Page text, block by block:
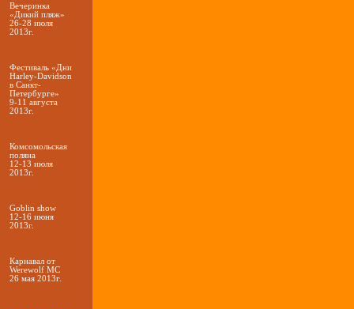
Вечеринка
«Дикий пляж»
26-28 июля
2013г.
Фестиваль «Дни
Harley-Davidson
в Санкт-
Петербурге»
9-11 августа
2013г.
Комсомольская
поляна
12-13 июля
2013г.
Goblin show
12-16 июня
2013г.
Карнавал от
Werewolf МС
26 мая 2013г.